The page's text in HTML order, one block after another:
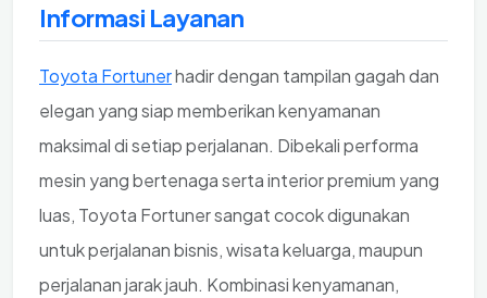
Informasi Layanan
Toyota Fortunerhadir dengan tampilan gagah dan
elegan yang siap memberikan kenyamanan
maksimal di setiap perjalanan. Dibekali performa
mesin yang bertenaga serta interior premium yang
luas, Toyota Fortuner sangat cocok digunakan
untuk perjalanan bisnis, wisata keluarga, maupun
perjalanan jarak jauh. Kombinasi kenyamanan,